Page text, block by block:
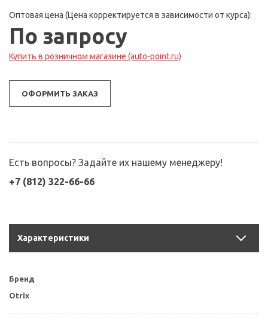
Оптовая цена (Цена корректируется в зависимости от курса):
По запросу
Купить в розничном магазине (auto-point.ru)
ОФОРМИТЬ ЗАКАЗ
Есть вопросы? Задайте их нашему менеджеру!
+7 (812) 322-66-66
Характеристики
Бренд
Otrix